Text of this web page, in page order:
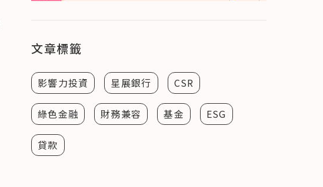
文章標籤
影響力投資 星展銀行 CSR
綠色金融 財務兼容 基金 ESG
貸款